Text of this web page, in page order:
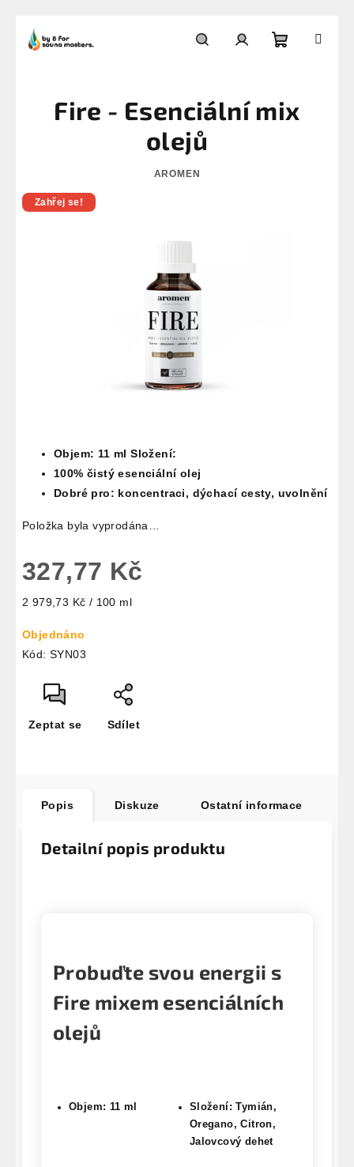
košík
Objem: 11 ml Složení:
100% čistý esenciální olej
Dobré pro: koncentraci, dýchací cesty, uvolnění
Položka byla vyprodána…
327,77 Kč
Měrná
2 979,73 Kč / 100 ml
Objednáno
Kód: SYN03
Zeptat se Sdílet
Fire - Esenciální mix
olejů
AROMEN
Zahřej se!
Popis Diskuze Ostatní informace
Detailní popis produktu
Probuďte svou energii s
Fire mixem esenciálních
olejů
Objem: 11 ml
Složení: Tymián,
Oregano, Citron,
Jalovcový dehet